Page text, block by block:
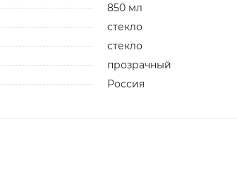
850 мл
стекло
стекло
прозрачный
Россия